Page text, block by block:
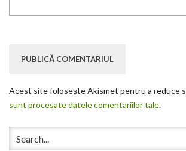
Acest site folosește Akismet pentru a reduce
sunt procesate datele comentariilor tale.